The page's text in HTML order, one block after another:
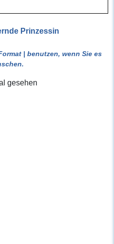
Prinzessin
| benutzen, wenn Sie es
gesehen